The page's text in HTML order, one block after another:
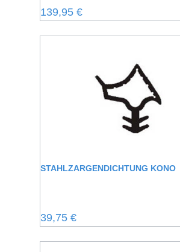
Regulärer Preis:
139,95 €
STAHLZARGENDICHTUNG KONO
Regulärer Preis:
39,75 €